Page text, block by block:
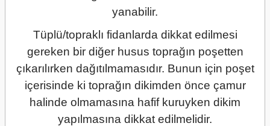
yanabilir.
Tüplü/topraklı fidanlarda dikkat edilmesi
gereken bir diğer husus toprağın poşetten
çıkarılırken dağıtılmamasıdır. Bunun için poşet
içerisinde ki toprağın dikimden önce çamur
halinde olmamasına hafif kuruyken dikim
yapılmasına dikkat edilmelidir.